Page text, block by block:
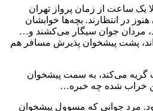
و حالا یک ساعت از زمان پرواز تهران
در انتظارند. بچه‌ها خوابشان
مردان جوان سیگار می‌کشند و…
پشت پیشخوان پذیرش مسافر هم
می‌کند، به سمت پیشخوان
خراب شده چه خبره…
مرد جوانی که مسوول پیشخوان